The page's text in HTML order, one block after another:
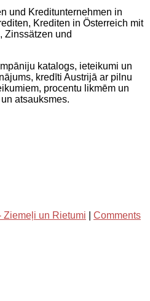
und Kreditunternehmen in
Krediten in Österreich mit
Zinssätzen und
katalogs, ieteikumi un
kredīti Austrijā ar pilnu
procentu likmēm un
atsauksmes.
Ziemeļi un Rietumi
Comments